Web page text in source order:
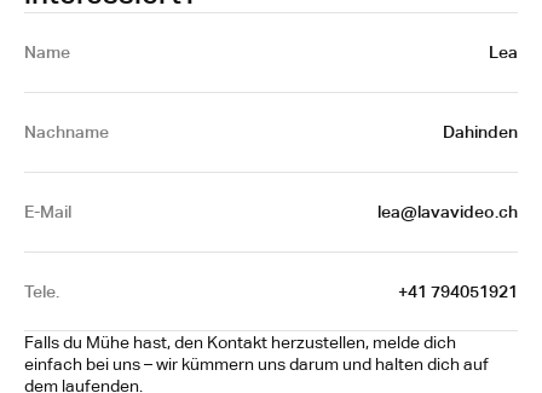
Name Lea
Nachname Dahinden
E-Mail lea@lavavideo.ch
Tele. +41 794051921
Falls du Mühe hast, den Kontakt herzustellen, melde dich
einfach bei uns – wir kümmern uns darum und halten dich auf
dem laufenden.